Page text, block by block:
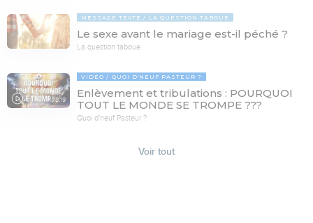
MESSAGE TEXTE LA QUESTION TABOUE
Le sexe avant le mariage est-il péché ?
La question taboue
78:19
VIDÉO QUOI D'NEUF PASTEUR ?
Enlèvement et tribulations : POURQUOI
TOUT LE MONDE SE TROMPE ???
Quoi d'neuf Pasteur ?
Voir tout